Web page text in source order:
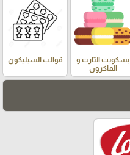
بسكويت التارت و
الماكرون
قوالب السيليكون